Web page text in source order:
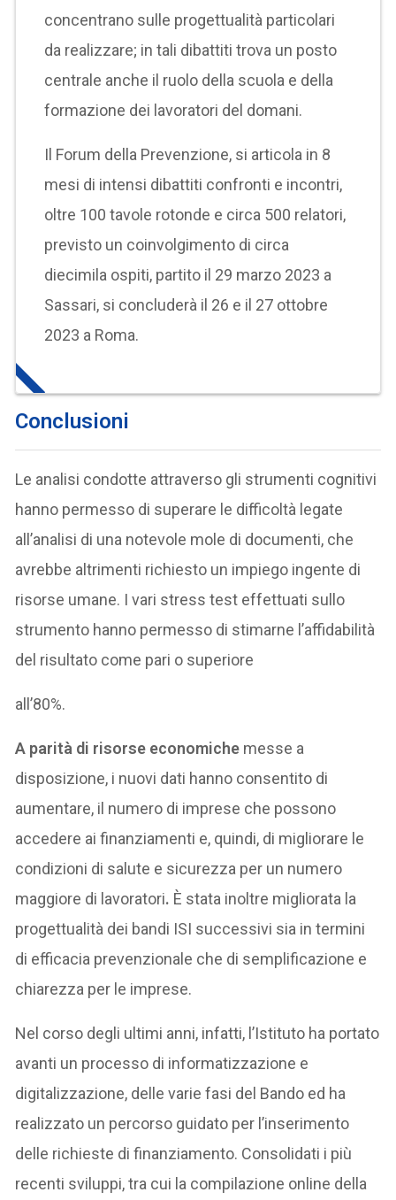
concentrano sulle progettualità particolari
da realizzare; in tali dibattiti trova un posto
centrale anche il ruolo della scuola e della
formazione dei lavoratori del domani.
Il Forum della Prevenzione, si articola in 8
mesi di intensi dibattiti confronti e incontri,
oltre 100 tavole rotonde e circa 500 relatori,
previsto un coinvolgimento di circa
diecimila ospiti, partito il 29 marzo 2023 a
Sassari, si concluderà il 26 e il 27 ottobre
2023 a Roma.
Conclusioni
Le analisi condotte attraverso gli strumenti cognitivi
hanno permesso di superare le difficoltà legate
all’analisi di una notevole mole di documenti, che
avrebbe altrimenti richiesto un impiego ingente di
risorse umane. I vari stress test effettuati sullo
strumento hanno permesso di stimarne l’affidabilità
del risultato come pari o superiore
all’80%.
A parità di risorse economiche messe a
disposizione, i nuovi dati hanno consentito di
aumentare, il numero di imprese che possono
accedere ai finanziamenti e, quindi, di migliorare le
condizioni di salute e sicurezza per un numero
maggiore di lavoratori. È stata inoltre migliorata la
progettualità dei bandi ISI successivi sia in termini
di efficacia prevenzionale che di semplificazione e
chiarezza per le imprese.
Nel corso degli ultimi anni, infatti, l’Istituto ha portato
avanti un processo di informatizzazione e
digitalizzazione, delle varie fasi del Bando ed ha
realizzato un percorso guidato per l’inserimento
delle richieste di finanziamento. Consolidati i più
recenti sviluppi, tra cui la compilazione online della